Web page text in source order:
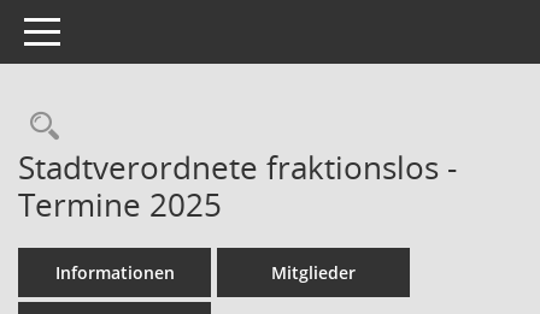
Toggle navigation
Rechercheauswahl
Stadtverordnete fraktionslos -
Termine 2025
Informationen Mitglieder